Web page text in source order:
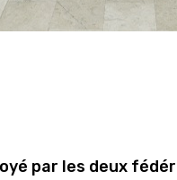
par les deux